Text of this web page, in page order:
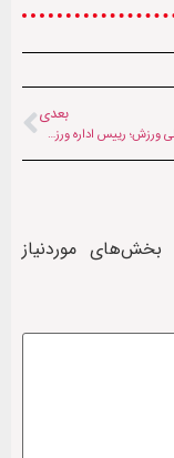
بعدی
نشست بین‌المللی ورزش؛ رییس اداره ورزش طالبان به مسکو رفت
بخش‌های موردنیاز